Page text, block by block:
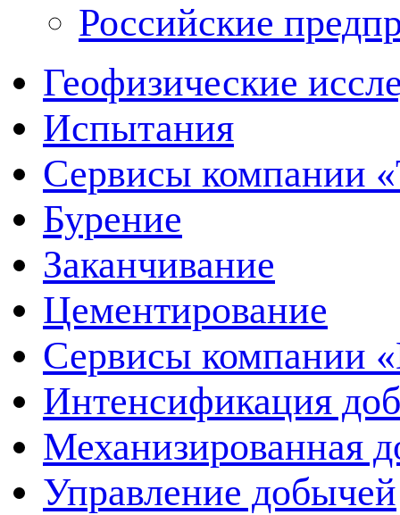
Российские
Геофизические
Испытания
Сервисы компании
Бурение
Заканчивание
Цементирование
Сервисы компании
Интенсификация
Механизированная
Управление добычей